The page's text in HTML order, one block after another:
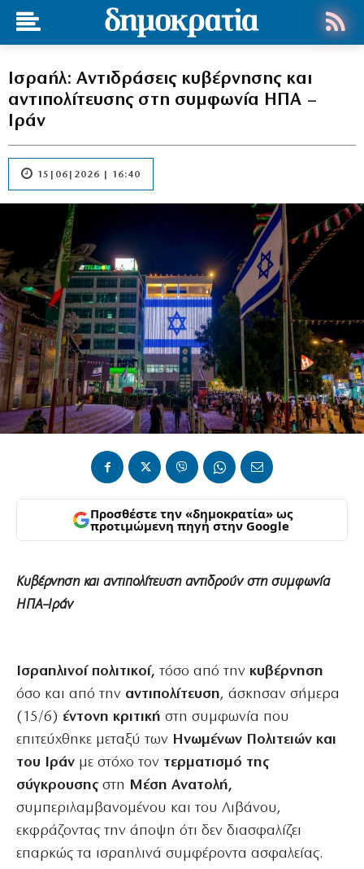
Ισραήλ: Αντιδράσεις κυβέρνησης και
αντιπολίτευσης στη συμφωνία ΗΠΑ –
Ιράν
15|06|2026 | 16:40
Προσθέστε την «δημοκρατία» ως
προτιμώμενη πηγή στην Google
Κυβέρνηση και αντιπολίτευση αντιδρούν στη συμφωνία
ΗΠΑ–Ιράν
Ισραηλινοί πολιτικοί, τόσο από την κυβέρνηση
όσο και από την αντιπολίτευση, άσκησαν σήμερα
(15/6) έντονη κριτική στη συμφωνία που
επιτεύχθηκε μεταξύ των Ηνωμένων Πολιτειών και
του Ιράν με στόχο τον τερματισμό της
σύγκρουσης στη Μέση Ανατολή,
συμπεριλαμβανομένου και του Λιβάνου,
εκφράζοντας την άποψη ότι δεν διασφαλίζει
επαρκώς τα ισραηλινά συμφέροντα ασφαλείας.